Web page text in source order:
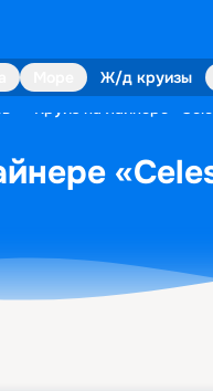
Ж/д круизы
Круиз на лайнере